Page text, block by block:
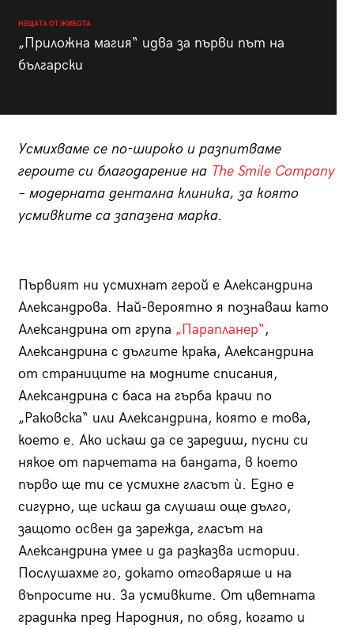
НЕЩАТА ОТ ЖИВОТА
„Приложна магия“ идва за първи път на
български
Усмихваме се по-широко и разпитваме
героите си благодарение на The Smile Company
– модерната дентална клиника, за която
усмивките са запазена марка.
Първият ни усмихнат герой е Александрина
Александрова. Най-вероятно я познаваш като
Александрина от група „Парапланер“,
Александрина с дългите крака, Александрина
от страниците на модните списания,
Александрина с баса на гърба крачи по
„Раковска“ или Александрина, която е това,
което е. Ако искаш да се заредиш, пусни си
някое от парчетата на бандата, в което
първо ще ти се усмихне гласът ѝ. Едно е
сигурно, ще искаш да слушаш още дълго,
защото освен да зарежда, гласът на
Александрина умее и да разказва истории.
Послушахме го, докато отговаряше и на
въпросите ни. За усмивките. От цветната
градинка пред Народния, по обяд, когато и